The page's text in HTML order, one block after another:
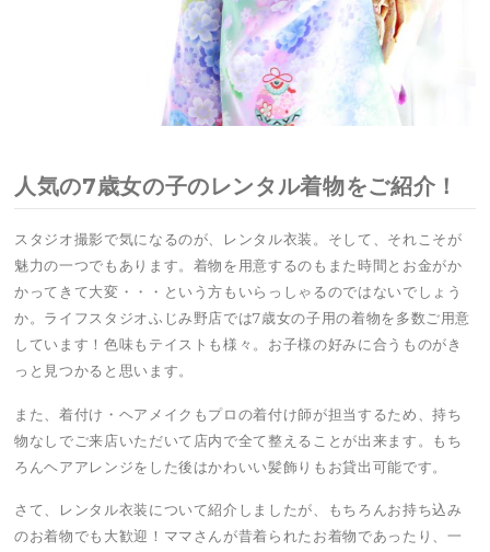
人気の7歳女の子のレンタル着物をご紹介！
スタジオ撮影で気になるのが、レンタル衣装。そして、それこそが
魅力の一つでもあります。着物を用意するのもまた時間とお金がか
かってきて大変・・・という方もいらっしゃるのではないでしょう
か。ライフスタジオふじみ野店では7歳女の子用の着物を多数ご用意
しています！色味もテイストも様々。お子様の好みに合うものがき
っと見つかると思います。
また、着付け・ヘアメイクもプロの着付け師が担当するため、持ち
物なしでご来店いただいて店内で全て整えることが出来ます。もち
ろんヘアアレンジをした後はかわいい髪飾りもお貸出可能です。
さて、レンタル衣装について紹介しましたが、もちろんお持ち込み
のお着物でも大歓迎！ママさんが昔着られたお着物であったり、一